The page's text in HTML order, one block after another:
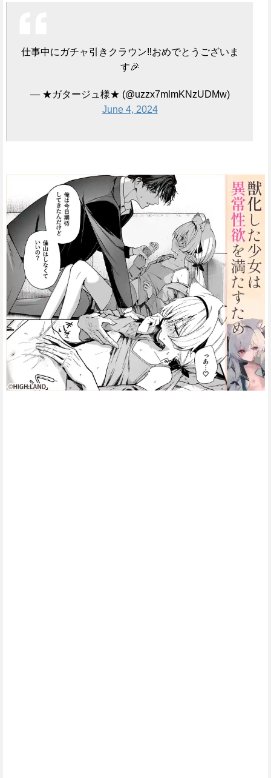
仕事中にガチャ引きクラウン‼️おめでとうございま
す🎉
— ★ガタージュ様★ (@uzzx7mlmKNzUDMw)
June 4, 2024